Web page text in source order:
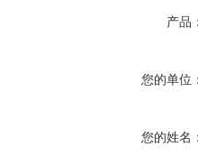
产品
您的单位
您的姓名